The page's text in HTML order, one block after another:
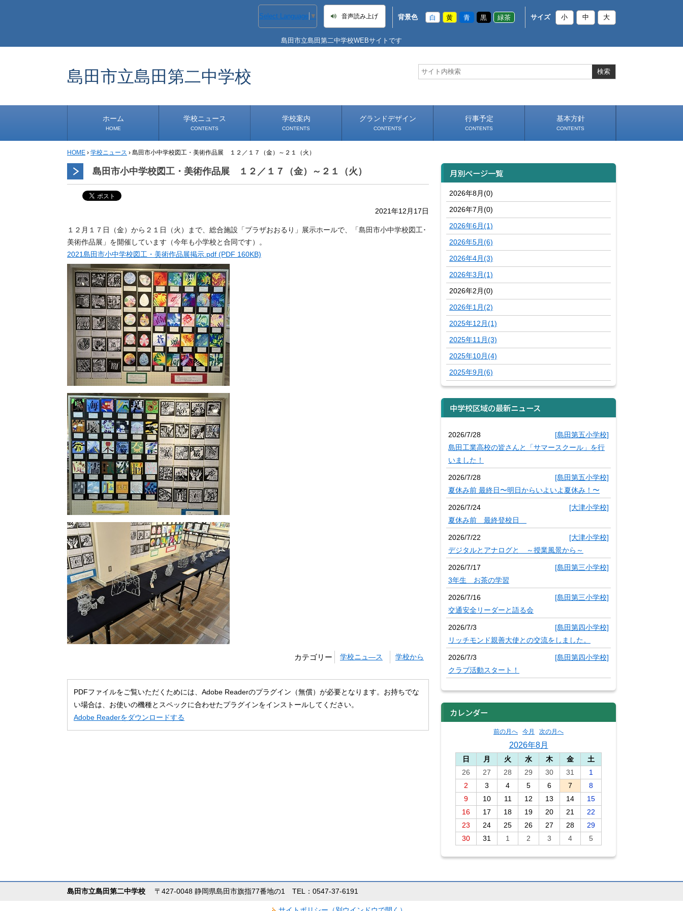
Select Language ▼ 音声読み上げ 背景色 白 黄 青 黒 緑茶 サイズ 小 中 大
島田市立島田第二中学校WEBサイトです
島田市立島田第二中学校
ホーム
HOME
学校ニュース
CONTENTS
学校から
安心・安全
1年生
2年生
3年生
事務・保健室から
児童会・部活から
研修
小中連携事業
その他
学校案内
CONTENTS
学校長あいさつ
学校へのアクセス
グランドデザイン
CONTENTS
行事予定
CONTENTS
基本方針
CONTENTS
HOME › 学校ニュース › 島田市小中学校図工・美術作品展 １２／１７（金）～２１（火）
島田市小中学校図工・美術作品展 １２／１７（金）～２１（火）
2021年12月17日
１２月１７日（金）から２１日（火）まで、総合施設「プラザおおるり」展示ホールで、「島田市小中学校図工･
美術作品展」を開催しています（今年も小学校と合同です）。
2021島田市小中学校図工・美術作品展掲示.pdf (PDF 160KB)
カテゴリー 学校ニュ―ス 学校から
PDFファイルをご覧いただくためには、Adobe Readerのプラグイン（無償）が必要となります。お持ちでな
い場合は、お使いの機種とスペックに合わせたプラグインをインストールしてください。
Adobe Readerをダウンロードする
月別ページ一覧
2026年8月(0)
2026年7月(0)
2026年6月(1)
2026年5月(6)
2026年4月(3)
2026年3月(1)
2026年2月(0)
2026年1月(2)
2025年12月(1)
2025年11月(3)
2025年10月(4)
2025年9月(6)
中学校区域の最新ニュース
2026/7/28
[島田第五小学校]
島田工業高校の皆さんと「サマースクール」を行
いました！
2026/7/28
[島田第五小学校]
夏休み前 最終日〜明日からいよいよ夏休み！〜
2026/7/24
[大津小学校]
夏休み前 最終登校日
2026/7/22
[大津小学校]
デジタルとアナログと ～授業風景から～
2026/7/17
[島田第三小学校]
3年生 お茶の学習
2026/7/16
[島田第三小学校]
交通安全リーダーと語る会
2026/7/3
[島田第四小学校]
リッチモンド親善大使との交流をしました。
2026/7/3
[島田第四小学校]
クラブ活動スタート！
カレンダー
前の月へ 今月 次の月へ
2026年8月
日 月 火 水 木 金
土
26
27 28 29 30 31
1
2
3 4 5 6 7
8
9
10 11 12 13 14
15
16
17 18 19 20 21
22
23
24 25 26 27 28
29
30
31 1 2 3 4 5
島田市立島田第二中学校 〒427-0048 静岡県島田市旗指77番地の1 TEL：0547-37-6191